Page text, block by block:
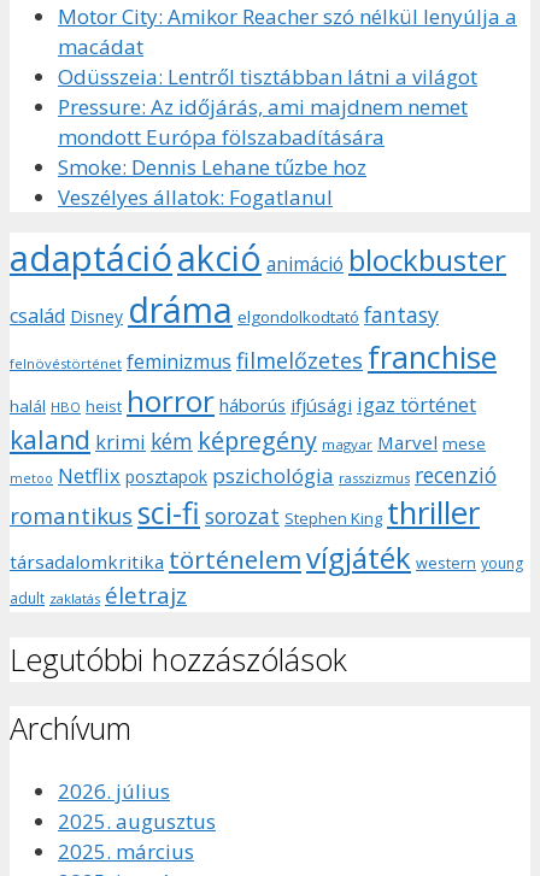
Motor City: Amikor Reacher szó nélkül lenyúlja a
macádat
Odüsszeia: Lentről tisztábban látni a világot
Pressure: Az időjárás, ami majdnem nemet
mondott Európa fölszabadítására
Smoke: Dennis Lehane tűzbe hoz
Veszélyes állatok: Fogatlanul
adaptációakció animáció blockbuster
család Disney dráma elgondolkodtató fantasy
felnövéstörténet feminizmus filmelőzetes franchise
halál HBO heist horror háborús ifjúsági igaz történet
kaland krimi kém képregény magyar Marvel mese
metoo Netflix posztapok pszichológia rasszizmus recenzió
romantikus sci-fi sorozat Stephen King thriller
társadalomkritika történelemvígjáték western young
adult zaklatás életrajz
Legutóbbi hozzászólások
Archívum
2026. július
2025. augusztus
2025. március